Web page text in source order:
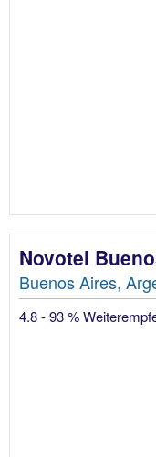
Novotel
Buenos Aires,
4.8 - 93 %